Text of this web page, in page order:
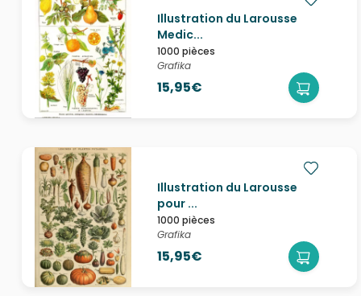
Illustration du Larousse
Medic...
1000 pièces
Grafika
15,95€
Illustration du Larousse
pour ...
1000 pièces
Grafika
15,95€